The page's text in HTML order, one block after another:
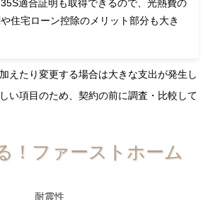
適合証明も取得できるので、光熱費の
住宅ローン控除のメリット部分も大き
えたり変更する場合は大きな支出が発生し
い項目のため、契約の前に調査・比較して
！ファーストホーム